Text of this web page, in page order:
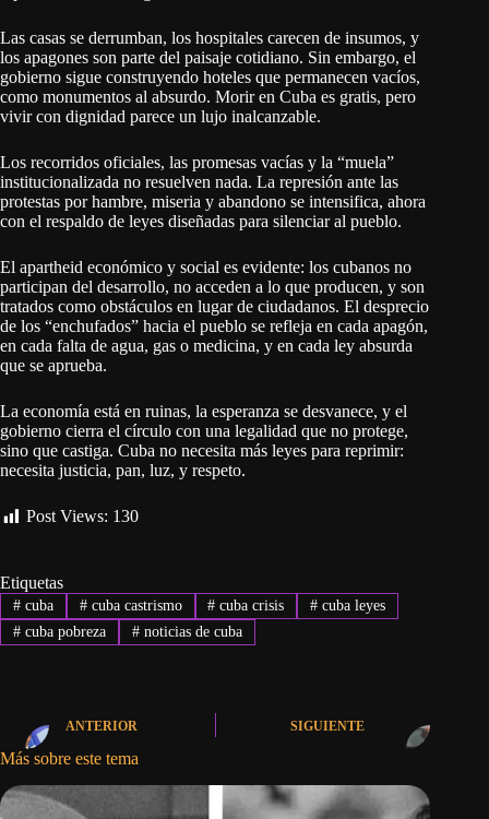
Las casas se derrumban, los hospitales carecen de insumos, y
los apagones son parte del paisaje cotidiano. Sin embargo, el
gobierno sigue construyendo hoteles que permanecen vacíos,
como monumentos al absurdo. Morir en Cuba es gratis, pero
vivir con dignidad parece un lujo inalcanzable.
Los recorridos oficiales, las promesas vacías y la “muela”
institucionalizada no resuelven nada. La represión ante las
protestas por hambre, miseria y abandono se intensifica, ahora
con el respaldo de leyes diseñadas para silenciar al pueblo.
El apartheid económico y social es evidente: los cubanos no
participan del desarrollo, no acceden a lo que producen, y son
tratados como obstáculos en lugar de ciudadanos. El desprecio
de los “enchufados” hacia el pueblo se refleja en cada apagón,
en cada falta de agua, gas o medicina, y en cada ley absurda
que se aprueba.
La economía está en ruinas, la esperanza se desvanece, y el
gobierno cierra el círculo con una legalidad que no protege,
sino que castiga. Cuba no necesita más leyes para reprimir:
necesita justicia, pan, luz, y respeto.
Post Views: 130
Etiquetas
#cuba #cuba castrismo # cuba crisis # cuba leyes
#cuba pobreza #noticias de cuba
ANTERIOR SIGUIENTE
Más sobre este tema